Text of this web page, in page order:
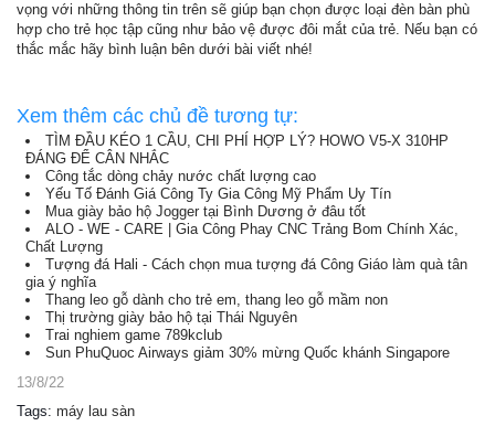
vọng với những thông tin trên sẽ giúp bạn chọn được loại đèn bàn phù
hợp cho trẻ học tập cũng như bảo vệ được đôi mắt của trẻ. Nếu bạn có
thắc mắc hãy bình luận bên dưới bài viết nhé!
Xem thêm các chủ đề tương tự:
TÌM ĐẦU KÉO 1 CẦU, CHI PHÍ HỢP LÝ? HOWO V5-X 310HP
ĐÁNG ĐỂ CÂN NHẮC
Công tắc dòng chảy nước chất lượng cao
Yếu Tố Đánh Giá Công Ty Gia Công Mỹ Phẩm Uy Tín
Mua giày bảo hộ Jogger tại Bình Dương ở đâu tốt
ALO - WE - CARE | Gia Công Phay CNC Trảng Bom Chính Xác,
Chất Lượng
Tượng đá Hali - Cách chọn mua tượng đá Công Giáo làm quà tân
gia ý nghĩa
Thang leo gỗ dành cho trẻ em, thang leo gỗ mầm non
Thị trường giày bảo hộ tại Thái Nguyên
Trai nghiem game 789kclub
Sun PhuQuoc Airways giảm 30% mừng Quốc khánh Singapore
13/8/22
Tags: máy lau sàn